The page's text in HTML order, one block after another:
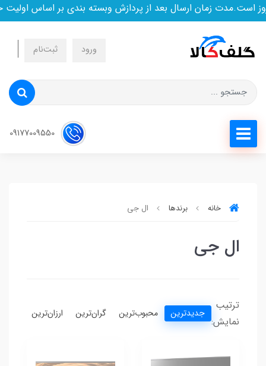
زمان ارسال بعد از پردازش وبسته بندی بر اساس اولیت
ورود ثبت‌نام
خانه برندها ال جی
ال جی
ترتیب
نمایش:
جدیدترین محبوب‌ترین گران‌ترین ارزان‌ترین